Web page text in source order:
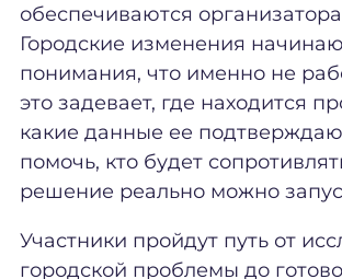
обеспечиваются
Городские изменения
понимания, что именно не
это задевает, где находится
какие данные ее
помочь, кто будет
решение реально можно
Участники пройдут путь от
городской проблемы до